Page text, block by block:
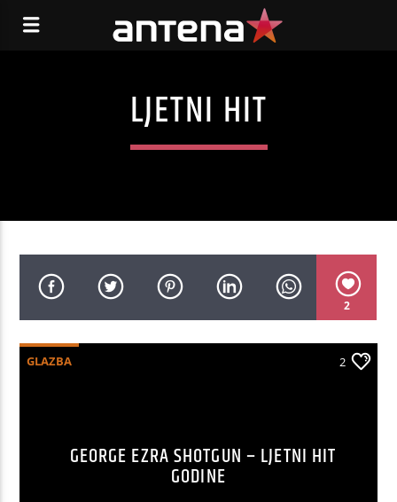
LJETNI HIT
2
GLAZBA 2
GEORGE EZRA SHOTGUN – LJETNI HIT
GODINE